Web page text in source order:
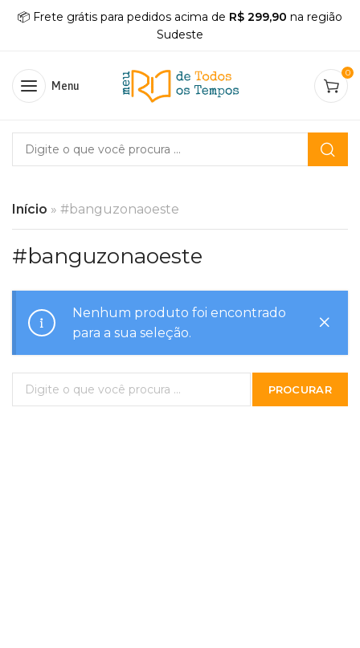
📦 Frete grátis para pedidos acima de R$ 299,90 na região
Sudeste
Menu
0
Início » #banguzonaoeste
#banguzonaoeste
Nenhum produto foi encontrado
para a sua seleção.
PROCURAR